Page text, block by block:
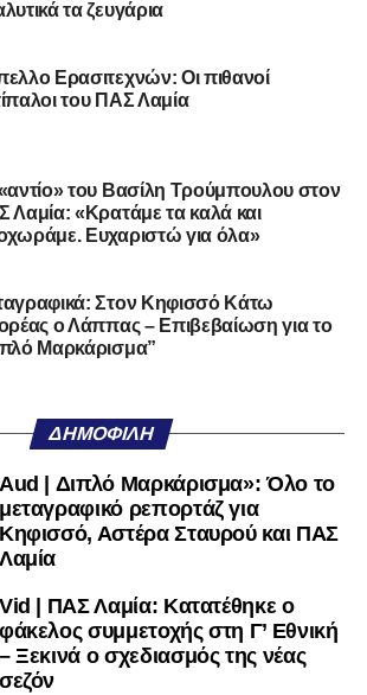
(γεννημένος στις
επίσης από μία γεμάτη χρονιά
τον ΠΑΣ Λαμία. Στο παρελθόν
ενώ πέρασε και από ομάδες
όπως οι Nocerina, S. Maria
έχοντας ξεκινήσει την
διαδρομή από τον Απόλλωνα Σμύρνης.
στην οικογένεια του Σαρωνικού και
και επιτυχίες.»
lamiara.grστοGoogle Newsγια να
τα κυανόλευκα νέα στην Ελλάδα και τον
Twitterκαι στοInstagram
dt όλα τα νέα.
τα ζευγάρια
Ερασιτεχνών: Οι πιθανοί
του ΠΑΣ Λαμία
του Βασίλη Τρούμπουλου στον
Λαμία: «Κρατάμε τα καλά και
Ευχαριστώ για όλα»
Στον Κηφισσό Κάτω
ο Λάππας – Επιβεβαίωση για το
Μαρκάρισμα”
ΔΗΜΟΦΙΛΉ
Aud | Διπλό Μαρκάρισμα»: Όλο το
μεταγραφικό ρεπορτάζ για
Κηφισσό, Αστέρα Σταυρού και ΠΑΣ
Λαμία
Vid | ΠΑΣ Λαμία: Κατατέθηκε ο
φάκελος συμμετοχής στη Γ’ Εθνική
– Ξεκινά ο σχεδιασμός της νέας
σεζόν